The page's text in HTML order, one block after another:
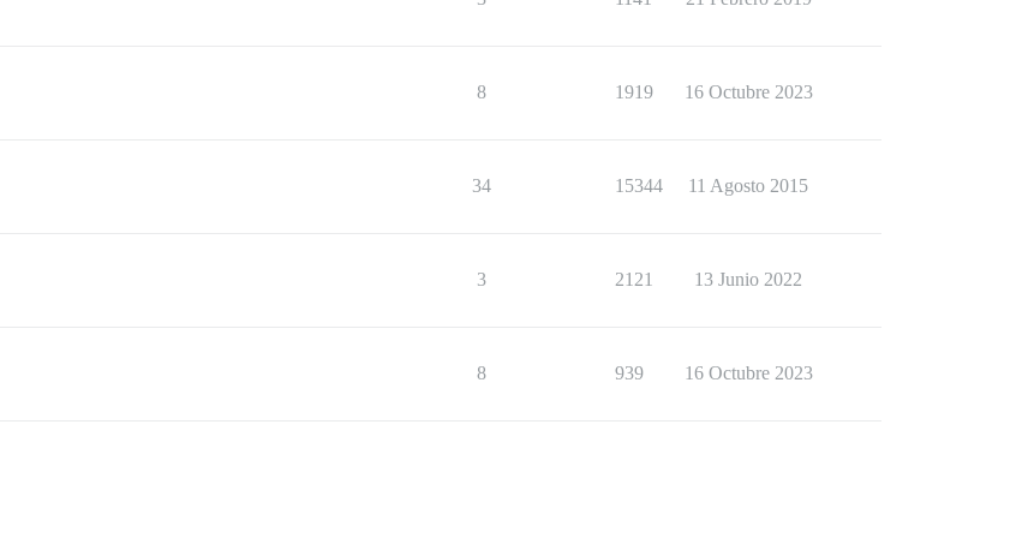
8 1919 16 Octubre 2023
34 15344 11 Agosto 2015
3 2121 13 Junio 2022
8 939 16 Octubre 2023